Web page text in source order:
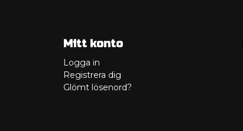
Mitt konto
Logga in
Registrera dig
Glömt lösenord?